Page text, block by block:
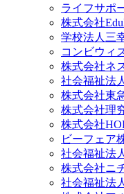
ライフサポ
株式会社
学校法人三
コンビウィ
株式会社ネ
社会福祉法
株式会社東
株式会社理
株式会社
ビーフェア
社会福祉法
株式会社ニ
社会福祉法